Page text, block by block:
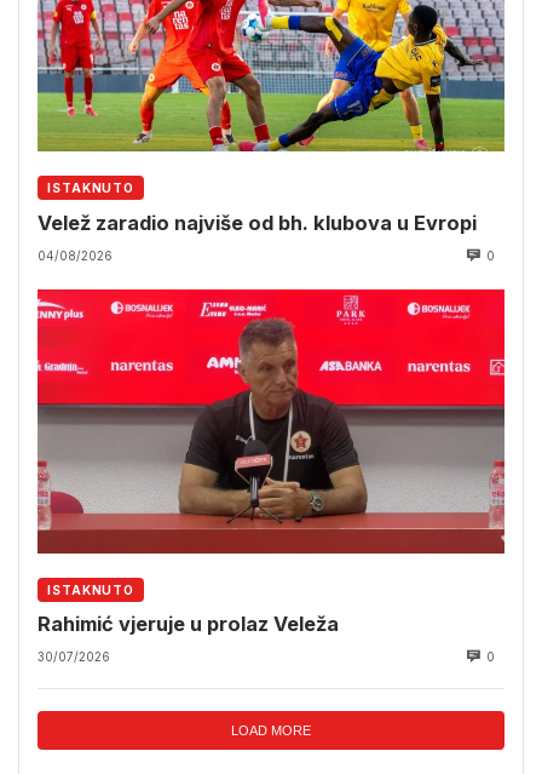
ISTAKNUTO
Velež zaradio najviše od bh. klubova u Evropi
04/08/2026 0
ISTAKNUTO
Rahimić vjeruje u prolaz Veleža
30/07/2026 0
LOAD MORE